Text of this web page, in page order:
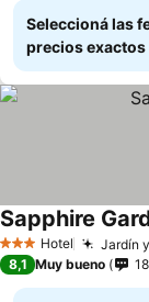
Seleccioná las
precios exactos
3 Estrellas
Hotel Jardín
Sapphire
8,1 Muy bueno